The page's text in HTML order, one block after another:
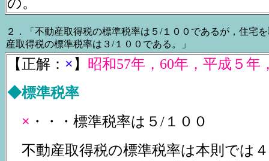
２．「不動産取得税の標準税率は５/１００であるが，住宅
産取得税の標準税率は３/１００である。」
【正解： × 】 昭和57年，60年，平成５年
◆標準税率
× ・・・標準税率は５/１００
不動産取得税の標準税率は本則では